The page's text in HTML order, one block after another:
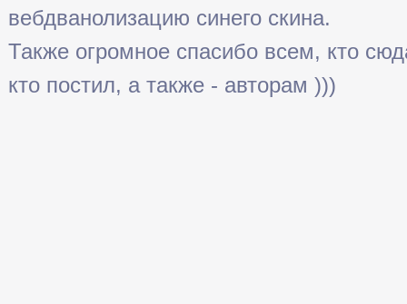
вебдванолизацию синего скина.
Также огромное спасибо всем, кто
кто постил, а также - авторам )))